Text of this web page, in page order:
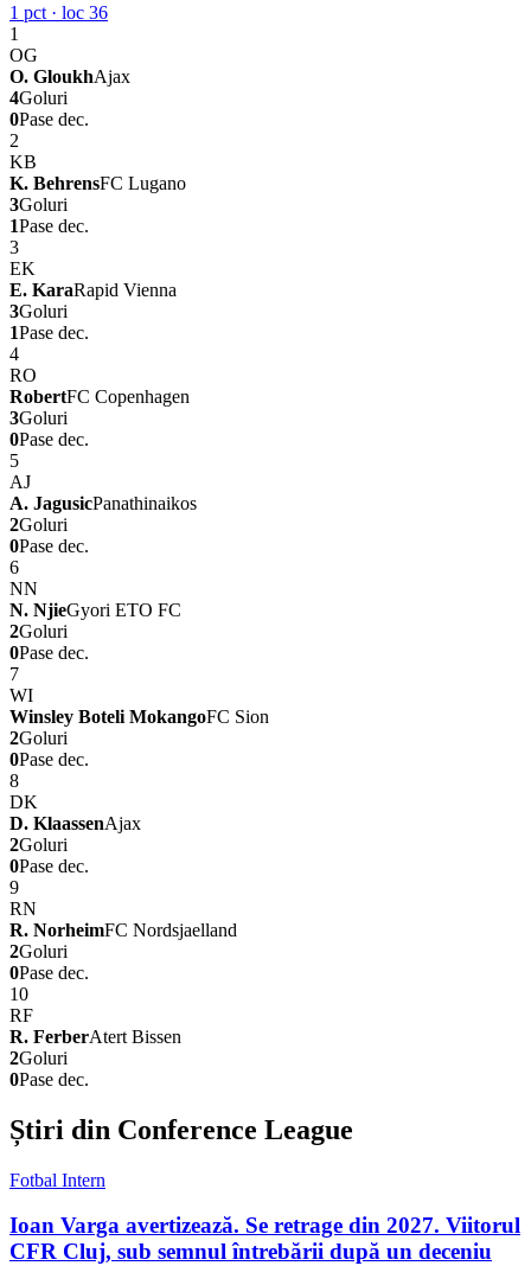
1 pct · loc 36
1
OG
O. GloukhAjax
4Goluri
0Pase dec.
2
KB
K. BehrensFC Lugano
3Goluri
1Pase dec.
3
EK
E. KaraRapid Vienna
3Goluri
1Pase dec.
4
RO
RobertFC Copenhagen
3Goluri
0Pase dec.
5
AJ
A. JagusicPanathinaikos
2Goluri
0Pase dec.
6
NN
N. NjieGyori ETO FC
2Goluri
0Pase dec.
7
WI
Winsley Boteli MokangoFC Sion
2Goluri
0Pase dec.
8
DK
D. KlaassenAjax
2Goluri
0Pase dec.
9
RN
R. NorheimFC Nordsjaelland
2Goluri
0Pase dec.
10
RF
R. FerberAtert Bissen
2Goluri
0Pase dec.
Știri din Conference League
Fotbal Intern
Ioan Varga avertizează. Se retrage din 2027. Viitorul
CFR Cluj, sub semnul întrebării după un deceniu